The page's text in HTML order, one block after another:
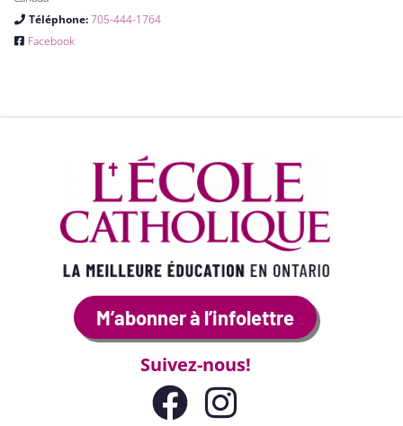
Téléphone:705-444-1764
Facebook
M’abonner à l’infolettre
Suivez-nous!